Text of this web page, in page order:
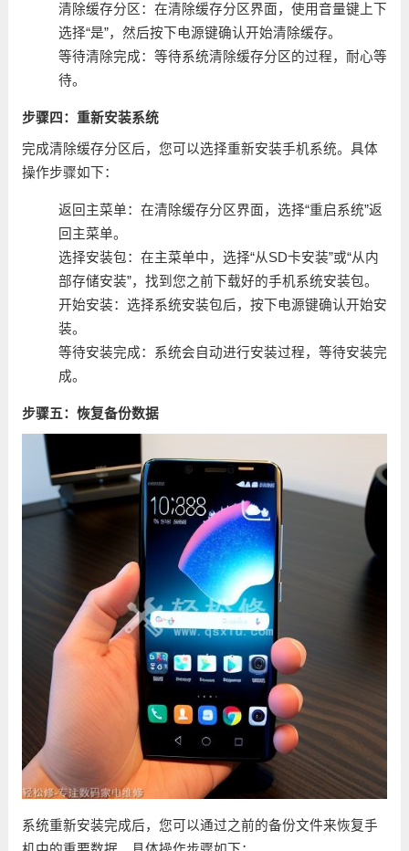
清除缓存分区：在清除缓存分区界面，使用音量键上下
选择“是”，然后按下电源键确认开始清除缓存。
等待清除完成：等待系统清除缓存分区的过程，耐心等
待。
步骤四：重新安装系统
完成清除缓存分区后，您可以选择重新安装手机系统。具体
操作步骤如下：
返回主菜单：在清除缓存分区界面，选择“重启系统”返
回主菜单。
选择安装包：在主菜单中，选择“从SD卡安装”或“从内
部存储安装”，找到您之前下载好的手机系统安装包。
开始安装：选择系统安装包后，按下电源键确认开始安
装。
等待安装完成：系统会自动进行安装过程，等待安装完
成。
步骤五：恢复备份数据
系统重新安装完成后，您可以通过之前的备份文件来恢复手